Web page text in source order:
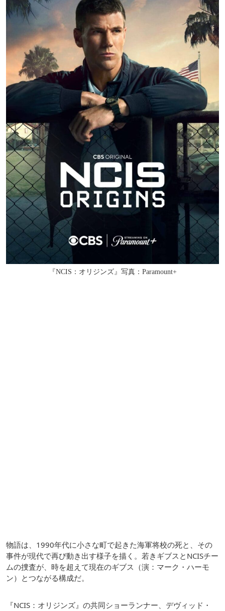
『NCIS：オリジンズ』写真：Paramount+
物語は、1990年代に小さな町で起きた海軍将校の死と、その
事件が現代で再び動き出す様子を描く。若きギブスとNCISチー
ムの捜査が、時を超えて現在のギブス（演：マーク・ハーモ
ン）とつながる構成だ。
『NCIS：オリジンズ』の共同ショーランナー、デヴィッド・